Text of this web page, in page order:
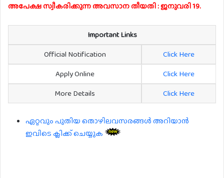
അപേക്ഷ സ്വീകരിക്കുന്ന അവസാന തീയതി : ജനുവരി 19.
Important Links
Official Notification
Click Here
Apply Online
Click Here
More Details
Click Here
ഏറ്റവും പുതിയ തൊഴിലവസരങ്ങൾ അറിയാൻ
ഇവിടെ ക്ലിക്ക് ചെയ്യുക